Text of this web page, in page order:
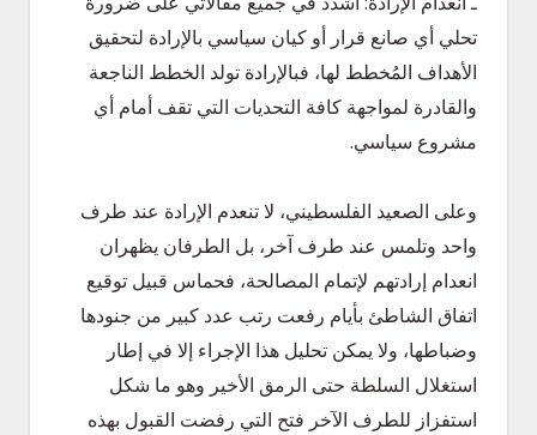
تحلي أي صانع قرار أو كيان سياسي بالإرادة لتحقيق
الأهداف المُخطط لها، فبالإرادة تولد الخطط الناجعة
والقادرة لمواجهة كافة التحديات التي تقف أمام أي
مشروع سياسي.
وعلى الصعيد الفلسطيني، لا تنعدم الإرادة عند طرف
واحد وتلمس عند طرف آخر، بل الطرفان يظهران
انعدام إرادتهم لإتمام المصالحة، فحماس قبيل توقيع
اتفاق الشاطئ بأيام رفعت رتب عدد كبير من جنودها
وضباطها، ولا يمكن تحليل هذا الإجراء إلا في إطار
استغلال السلطة حتى الرمق الأخير وهو ما شكل
استفزاز للطرف الآخر فتح التي رفضت القبول بهذه